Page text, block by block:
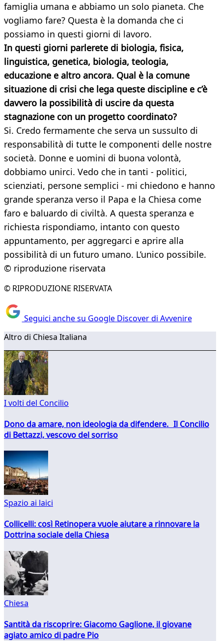
famiglia umana e abbiamo un solo pianeta. Che
vogliamo fare? Questa è la domanda che ci
possiamo in questi giorni di lavoro.
In questi giorni parlerete di biologia, fisica,
linguistica, genetica, biologia, teologia,
educazione e altro ancora. Qual è la comune
situazione di crisi che lega queste discipline e c’è
davvero la possibilità di uscire da questa
stagnazione con un progetto coordinato?
Si. Credo fermamente che serva un sussulto di
responsabilità di tutte le componenti delle nostre
società. Donne e uomini di buona volontà,
dobbiamo unirci. Vedo che in tanti - politici,
scienziati, persone semplici - mi chiedono e hanno
grande speranza verso il Papa e la Chiesa come
faro e baluardo di civiltà. A questa speranza e
richiesta rispondiamo, intanto con questo
appuntamento, per aggregarci e aprire alla
possibilità di un futuro umano. L’unico possibile.
© riproduzione riservata
© RIPRODUZIONE RISERVATA
Seguici anche su Google Discover di Avvenire
Altro di Chiesa Italiana
I volti del Concilio
Dono da amare, non ideologia da difendere. Il Concilio
di Bettazzi, vescovo del sorriso
Spazio ai laici
Collicelli: così Retinopera vuole aiutare a rinnovare la
Dottrina sociale della Chiesa
Chiesa
Santità da riscoprire: Giacomo Gaglione, il giovane
agiato amico di padre Pio